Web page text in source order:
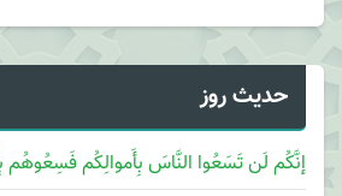
حدیث روز
إنَّکُم لَن تَسَعُوا النَّاسَ بِأَموالِکُم فَسِعُوهُم